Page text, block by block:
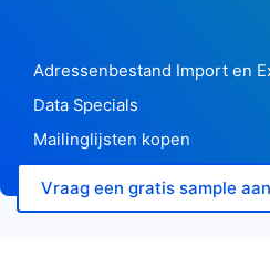
Adressenbestand Import en
Data Specials
Mailinglijsten kopen
Vraag een gratis sample aan